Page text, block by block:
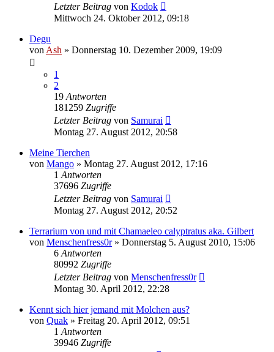
Letzter Beitrag von Kodok
Mittwoch 24. Oktober 2012, 09:18
Degu
von Ash » Donnerstag 10. Dezember 2009, 19:09
1
2
19 Antworten
181259 Zugriffe
Letzter Beitrag von Samurai
Montag 27. August 2012, 20:58
Meine Tierchen
von Mango » Montag 27. August 2012, 17:16
1 Antworten
37696 Zugriffe
Letzter Beitrag von Samurai
Montag 27. August 2012, 20:52
Terrarium von und mit Chamaeleo calyptratus aka. Gilbert
von Menschenfress0r» Donnerstag 5. August 2010, 15:06
6 Antworten
80992 Zugriffe
Letzter Beitrag von Menschenfress0r
Montag 30. April 2012, 22:28
Kennt sich hier jemand mit Molchen aus?
von Quak » Freitag 20. April 2012, 09:51
1 Antworten
39946 Zugriffe